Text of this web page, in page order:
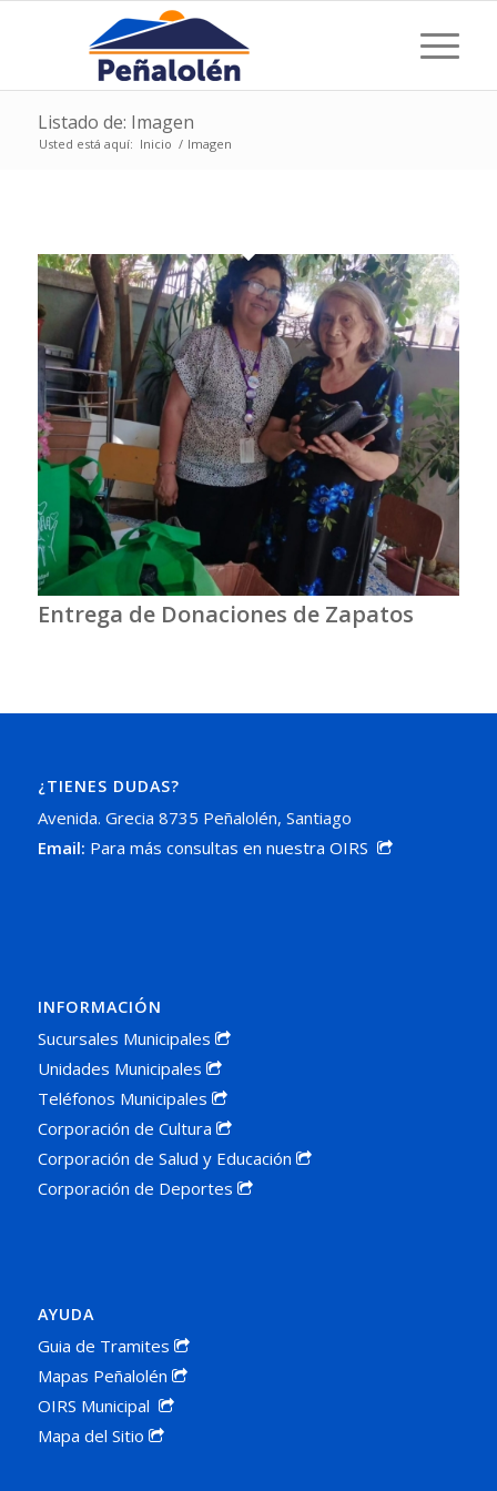
Listado de: Imagen
Usted está aquí: Inicio / Imagen
Entrega de Donaciones de Zapatos
¿TIENES DUDAS?
Avenida. Grecia 8735 Peñalolén, Santiago
Email: Para más consultas en nuestra OIRS
INFORMACIÓN
Sucursales Municipales
Unidades Municipales
Teléfonos Municipales
Corporación de Cultura
Corporación de Salud y Educación
Corporación de Deportes
AYUDA
Guia de Tramites
Mapas Peñalolén
OIRS Municipal
Mapa del Sitio